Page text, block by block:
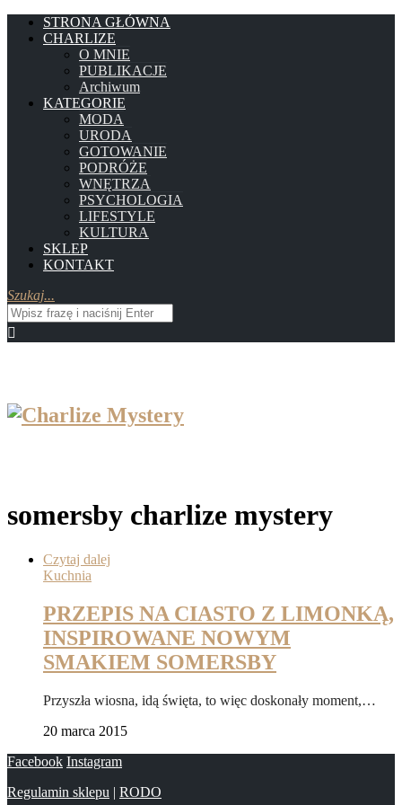
STRONA GŁÓWNA
CHARLIZE
O MNIE
PUBLIKACJE
Archiwum
KATEGORIE
MODA
URODA
GOTOWANIE
PODRÓŻE
WNĘTRZA
PSYCHOLOGIA
LIFESTYLE
KULTURA
SKLEP
KONTAKT
Szukaj...
somersby charlize mystery
Czytaj dalej
Kuchnia
PRZEPIS NA CIASTO Z LIMONKĄ,
INSPIROWANE NOWYM
SMAKIEM SOMERSBY
Przyszła wiosna, idą święta, to więc doskonały moment,…
20 marca 2015
Facebook Instagram
Regulamin sklepu | RODO